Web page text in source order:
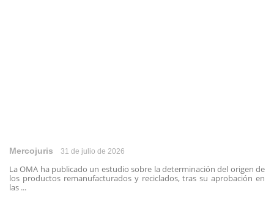
Mercojuris 31 de julio de 2026
La OMA ha publicado un estudio sobre la determinación del origen de
los productos remanufacturados y reciclados, tras su aprobación en
las ...